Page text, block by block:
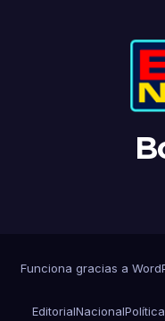
Funciona gracias a
EditorialNacionalPolítica